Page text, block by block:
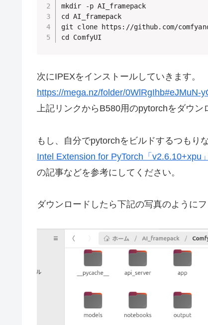
mkdir -p AI_framepack
cd AI_framepack
git clone https://github.com/
cd ComfyUI
次にIPEXをインストールしていきます。
https://mega.nz/folder/0WlRgIhb#eJMuN-
上記リンクからB580用のpytorchをダウン
もし、自分でpytorchをビルドするつもり
Intel Extension for PyTorch「v2.6.10+xpu
の記事などを参考にしてください。
ダウンロードしたら下記の写真のように